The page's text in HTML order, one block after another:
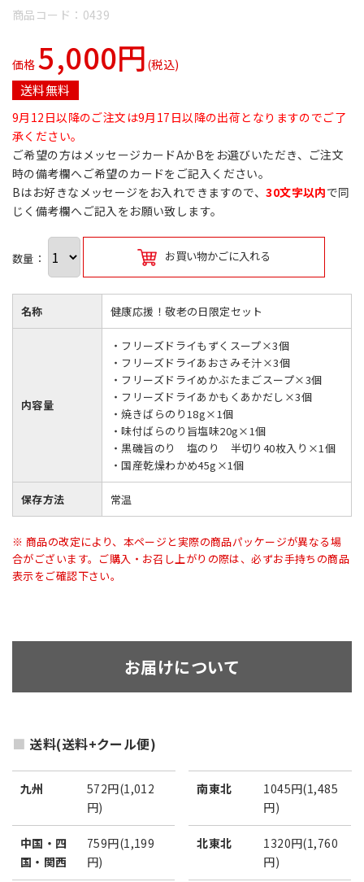
商品コード：0439
価格5,000円 (税込)
送料無料
9月12日以降のご注文は9月17日以降の出荷となりますのでご了
承ください。
ご希望の方はメッセージカードAかBをお選びいただき、ご注文
時の備考欄へご希望のカードをご記入ください。
Bはお好きなメッセージをお入れできますので、30文字以内で同
じく備考欄へご記入をお願い致します。
数量： お買い物かごに入れる
名称 健康応援！敬老の日限定セット
内容量
・フリーズドライもずくスープ×3個
・フリーズドライあおさみそ汁×3個
・フリーズドライめかぶたまごスープ×3個
・フリーズドライあかもくあかだし×3個
・焼きばらのり18g×1個
・味付ばらのり旨塩味20g×1個
・黒磯旨のり 塩のり 半切り40枚入り×1個
・国産乾燥わかめ45g×1個
保存方法 常温
※ 商品の改定により、本ページと実際の商品パッケージが異なる場
合がございます。ご購入・お召し上がりの際は、必ずお手持ちの商品
表示をご確認下さい。
お届けについて
送料(送料+クール便)
九州
572円(1,012
円)
中国・四
国・関西
759円(1,199
円)
南東北
1045円(1,485
円)
北東北
1320円(1,760
円)